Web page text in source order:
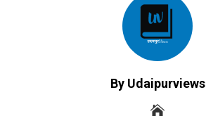
By Udaipurviews